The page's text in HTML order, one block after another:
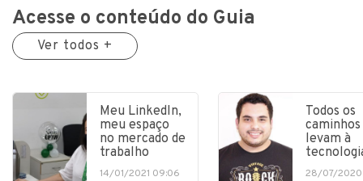
Acesse o conteúdo do Guia
Ver todos +
Meu LinkedIn,
meu espaço
no mercado de
trabalho
14/01/2021 09:06
Todos os
caminhos
levam à
28/07/2020